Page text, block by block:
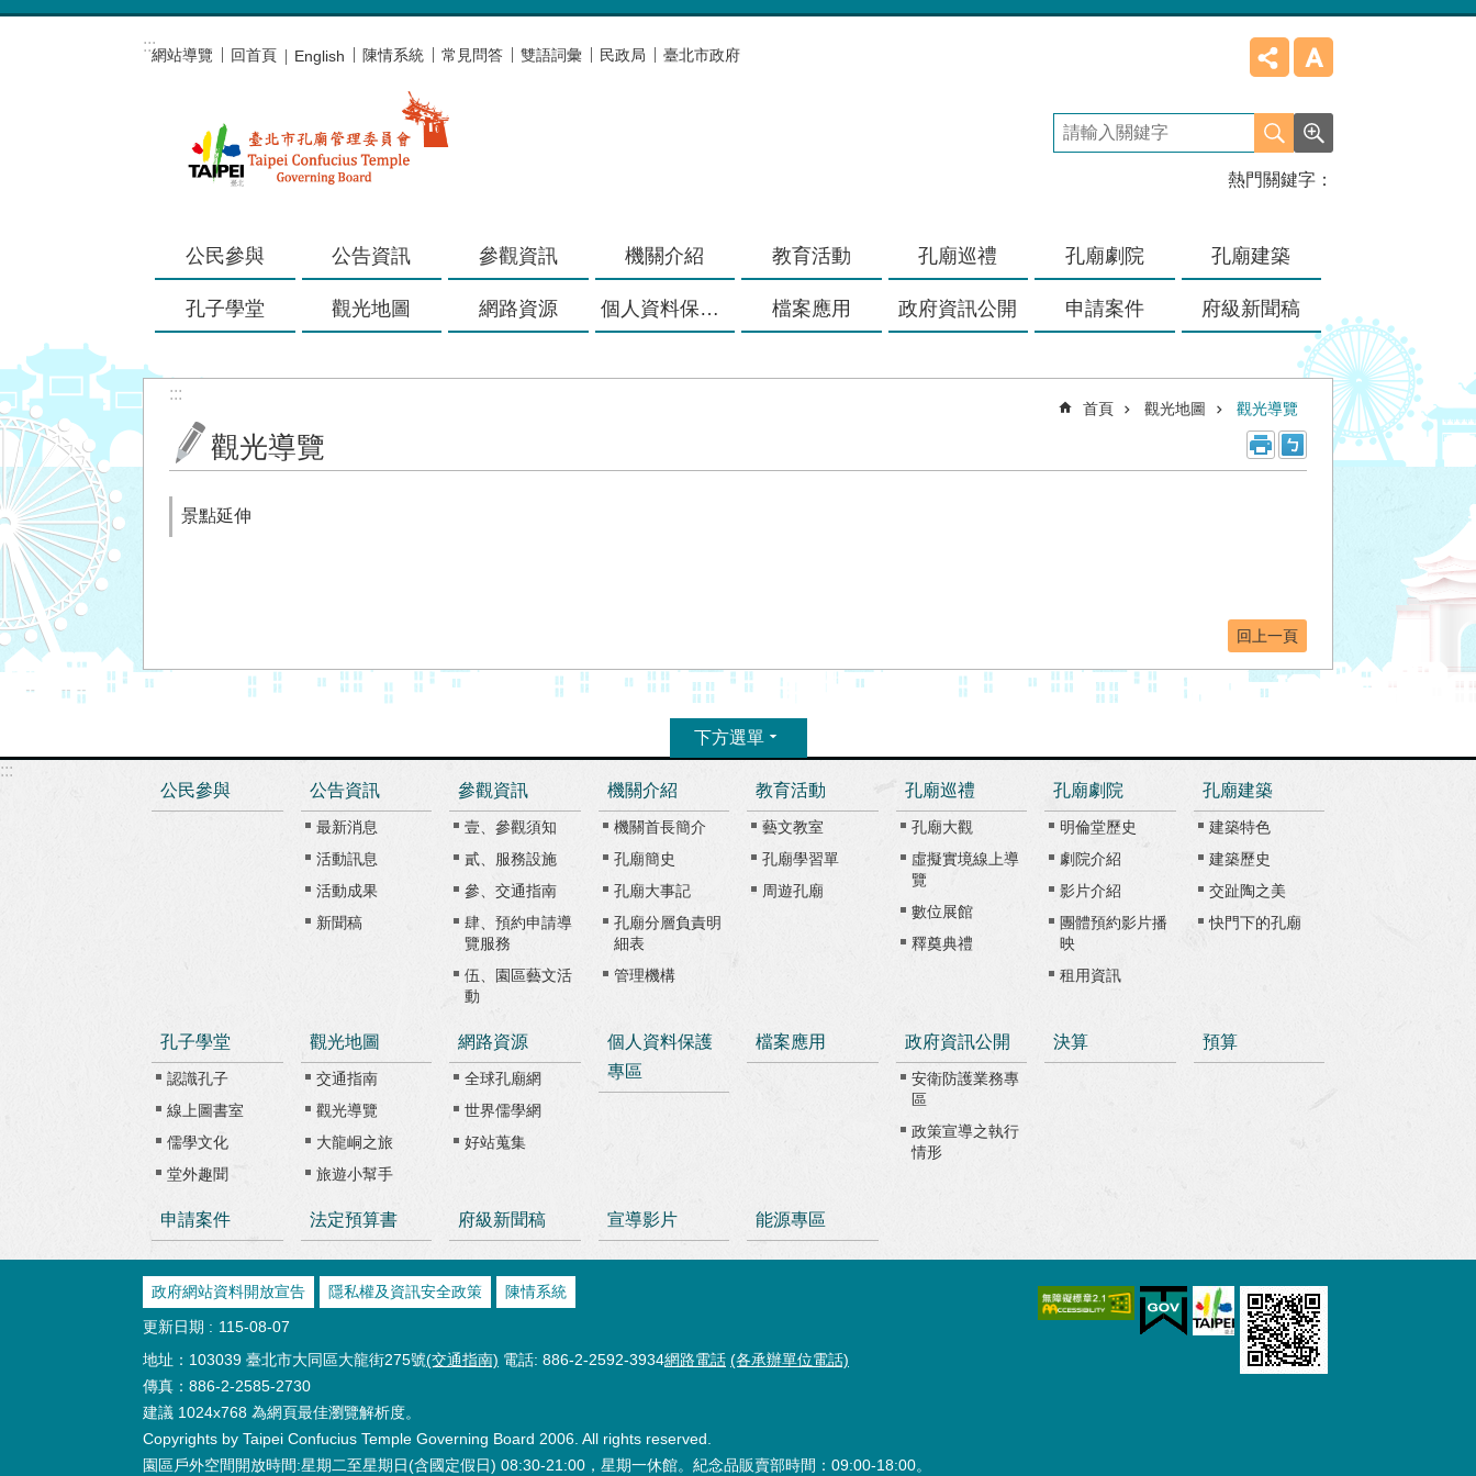
跳到主要內容區塊
:::網站導覽 回首頁 English 陳情系統 常見問答 雙語詞彙 民政局 臺北市政府
熱門關鍵字
公民參與 公告資訊 參觀資訊 機關介紹 教育活動 孔廟巡禮 孔廟劇院 孔廟建築
孔子學堂 觀光地圖 網路資源 個人資料保護專區 檔案應用 政府資訊公開 申請案件 府級新聞稿
:::
首頁 觀光地圖 觀光導覽
觀光導覽
景點延伸
回上一頁
下方選單
:::
公民參與
公告資訊
最新消息
活動訊息
活動成果
新聞稿
參觀資訊
壹、參觀須知
貳、服務設施
參、交通指南
肆、預約申請導
覽服務
伍、園區藝文活
動
機關介紹
機關首長簡介
孔廟簡史
孔廟大事記
孔廟分層負責明
細表
管理機構
教育活動
藝文教室
孔廟學習單
周遊孔廟
孔廟巡禮
孔廟大觀
虛擬實境線上導
覽
數位展館
釋奠典禮
孔廟劇院
明倫堂歷史
劇院介紹
影片介紹
團體預約影片播
映
租用資訊
孔廟建築
建築特色
建築歷史
交趾陶之美
快門下的孔廟
孔子學堂
認識孔子
線上圖書室
儒學文化
堂外趣聞
觀光地圖
交通指南
觀光導覽
大龍峒之旅
旅遊小幫手
網路資源
全球孔廟網
世界儒學網
好站蒐集
個人資料保護
專區
檔案應用 政府資訊公開
安衛防護業務專
區
政策宣導之執行
情形
決算 預算
申請案件 法定預算書 府級新聞稿 宣導影片 能源專區
政府網站資料開放宣告 隱私權及資訊安全政策
陳情系統
更新日期
115-08-07
地址：103039 臺北市大同區大龍街275號(交通指南) 電話: 886-2-2592-3934網路電話 (各承辦單位電話)
傳真：886-2-2585-2730
建議 1024x768 為網頁最佳瀏覽解析度。
Copyrights by Taipei Confucius Temple Governing Board 2006. All rights reserved.
園區戶外空間開放時間:星期二至星期日(含國定假日) 08:30-21:00，星期一休館。紀念品販賣部時間：09:00-18:00。